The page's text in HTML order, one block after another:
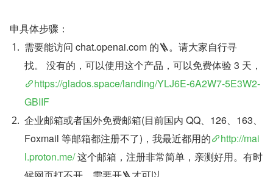
​申具体步骤：
需要能访问 chat.openai.com 的🪜。请大家自行寻
找。 没有的，可以使用这个产品，可以免费体验 3 天，
https://glados.space/landing/YLJ6E-6A2W7-5E3W2-
GBIIF
企业邮箱或者国外免费邮箱(目前国内 QQ、126、163、
Foxmail 等邮箱都注册不了)，我最近都用的
http://mai
l.proton.me/ 这个邮箱，注册非常简单，亲测好用。有时